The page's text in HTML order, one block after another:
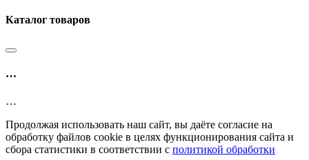
Каталог товаров
…
…
Продолжая использовать наш сайт, вы даёте согласие на
обработку файлов cookie в целях функционирования сайта и
сбора статистики в соответствии с политикой обработки